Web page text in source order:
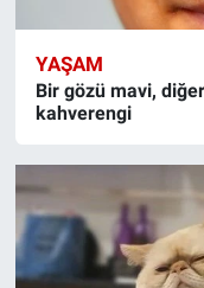
YAŞAM
Bir gözü mavi, diğer
kahverengi